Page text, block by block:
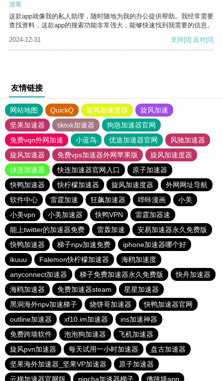
游客
这款app就像我的私人助理，随时随地为我的办公提供帮助。我经常需要
查找资料，这款app的搜索功能非常强大，能够快速找到我需要的信息。
2024-12-31
支持[0] 反对[0]
友情链接
网站地图 QuickQ 旋风加速度器
旋风加速
坚果加速器
tiktok加速器
狗急加速器官网
免费vqn外网加速
小蓝鸟 优途加速器官网
风驰加速器
旋风加速器
免费vps加速器外网苹果版
旋风加速度器
快连加速器
快连加速器官网入口
原子加速器
快鸭加速器
快柠檬加速器 旋风加速度器
外网网址导航
软件中心
雷霆加速 狂飙加速器 哔咔漫画
小美
小美vpn
小美加速器 快鸭VPN
雷霆加器速
能上twitter的加速器免费
雷轰加速
安易加速器永久免费版
快鸭加速器
梯子npv加速免费
iphone加速器哪个好
ikuuu
Falemon快柠檬加速器
海鸥加速度
anyconnect加速器
梯子免费加速器永久免费版
快舟加速器
海鸥加速器
免费加速器steam
星星加速器
黑洞海外npv加速梯子
烧饼哥加速器
快鸭加速器官网
outline加速器
xf10.im加速器
ins加速神器
免费跨墙软件
泡泡狗加速器
飞机加速器
旋风pvn加速器
每天试用一小时加速器
盘古加速器
坚果海外加速器_坚果VP加速器
原子加速器
云梯加速器官网版
pigcha加速器梯子 佛跳墙app